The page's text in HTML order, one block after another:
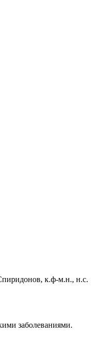
к.ф-м.н., н.с.
заболеваниями.